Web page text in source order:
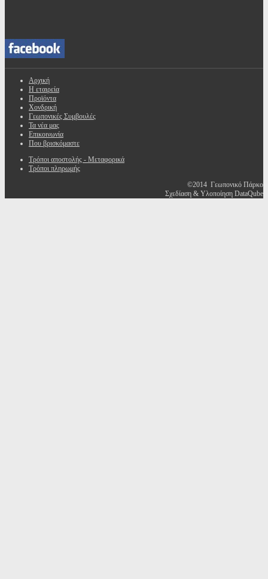
Αρχική
Η εταιρεία
Προϊόντα
Χονδρική
Γεωπονικές Συμβουλές
Τα νέα μας
Επικοινωνία
Που βρισκόμαστε
Τρόποι αποστολής - Μεταφορικά
Τρόποι πληρωμής
©2014 Γεωπονικό Πάρκο
Σχεδίαση & Υλοποίηση DataQube